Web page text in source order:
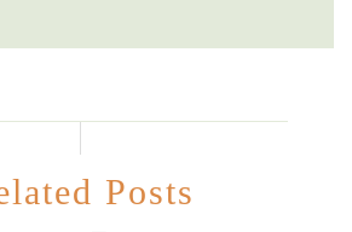
Posts